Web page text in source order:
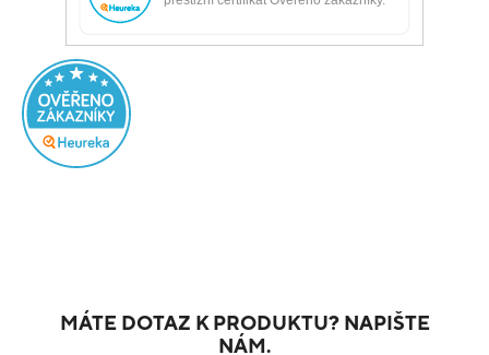
MÁTE DOTAZ K PRODUKTU? NAPIŠTE
NÁM.